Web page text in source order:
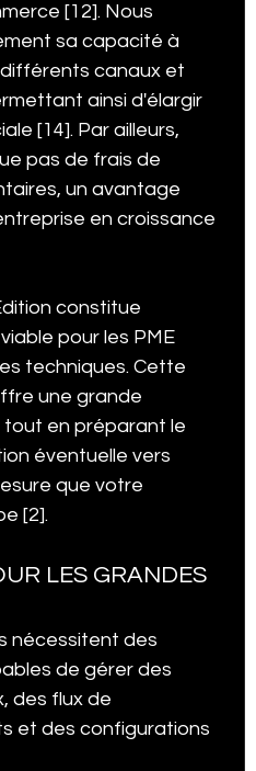
[12]. Nous
sa capacité à
canaux et
ainsi d'élargir
[14]. Par ailleurs,
pas de frais de
un avantage
en croissance
constitue
pour les PME
techniques. Cette
une grande
tout en préparant le
éventuelle vers
que votre
[2].
LES GRANDES
nécessitent des
de gérer des
des flux de
et des configurations